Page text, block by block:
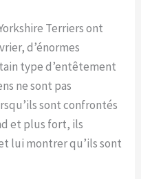
Terriers ont
d’énormes
type d’entêtement
ne sont pas
sont confrontés
et plus fort, ils
lui montrer qu’ils sont